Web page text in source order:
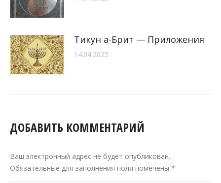
Тикун а-Брит — Приложения
14.04.2025
ДОБАВИТЬ КОММЕНТАРИЙ
Ваш электронный адрес не будет опубликован.
Обязательные для заполнения поля помечены *